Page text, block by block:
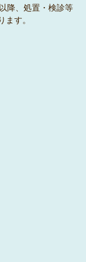
降、処置・検診等
す。